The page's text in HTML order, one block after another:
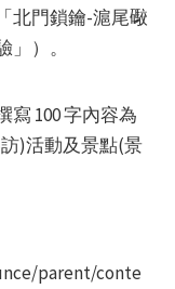
北門鎖鑰-滬尾礮
）。
100 字內容為
)活動及景點(景
parent/conte